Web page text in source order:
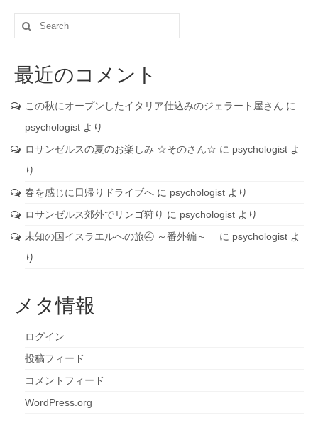
Search
for:
最近のコメント
この秋にオープンしたイタリア仕込みのジェラート屋さん に
psychologist より
ロサンゼルスの夏のお楽しみ ☆そのさん☆ に psychologist よ
り
春を感じに日帰りドライブへ に psychologist より
ロサンゼルス郊外でリンゴ狩り に psychologist より
未知の国イスラエルへの旅④ ～番外編～
に psychologist よ
り
メタ情報
ログイン
投稿フィード
コメントフィード
WordPress.org